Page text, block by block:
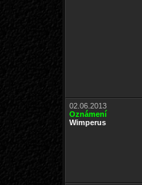
02.06.2013
Oznámení
Wimperus